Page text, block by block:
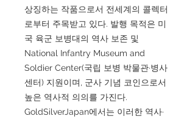
상징하는 작품으로서 전세계의 콜렉터
로부터 주목받고 있다. 발행 목적은 미
국 육군 보병대의 역사 보존 및
National Infantry Museum and
Soldier Center(국립 보병 박물관·병사
센터) 지원이며, 군사 기념 코인으로서
높은 역사적 의의를 가진다.
GoldSilverJapan에서는 이러한 역사·